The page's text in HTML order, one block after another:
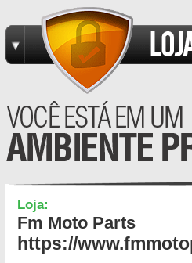
Loja:
Fm Moto Parts
https://